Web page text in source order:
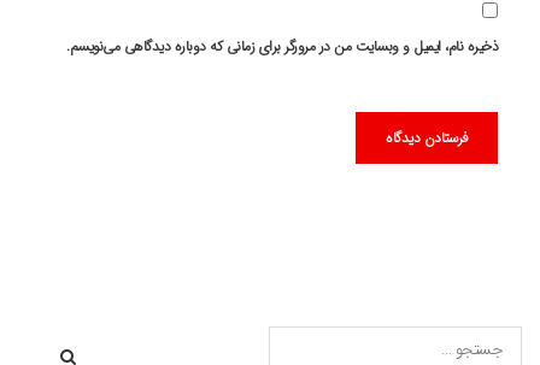
ذخیره نام، ایمیل و وبسایت من در مرورگر برای زمانی که دوباره دیدگاهی می‌نویسم.